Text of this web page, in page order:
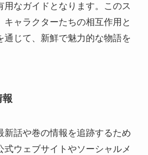
用なガイドとなります。このス
キャラクターたちの相互作用と
通じて、新鮮で魅力的な物語を
報
新話や巻の情報を追跡するため
式ウェブサイトやソーシャルメ